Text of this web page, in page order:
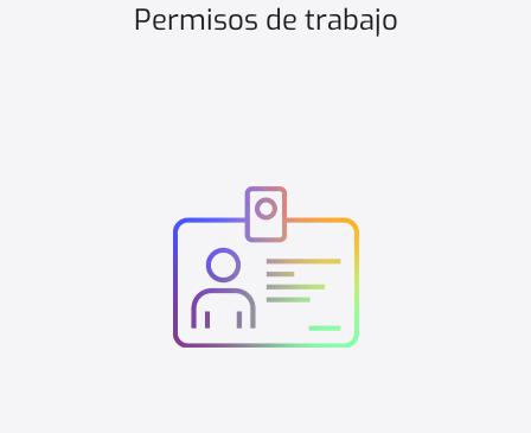
Permisos de trabajo